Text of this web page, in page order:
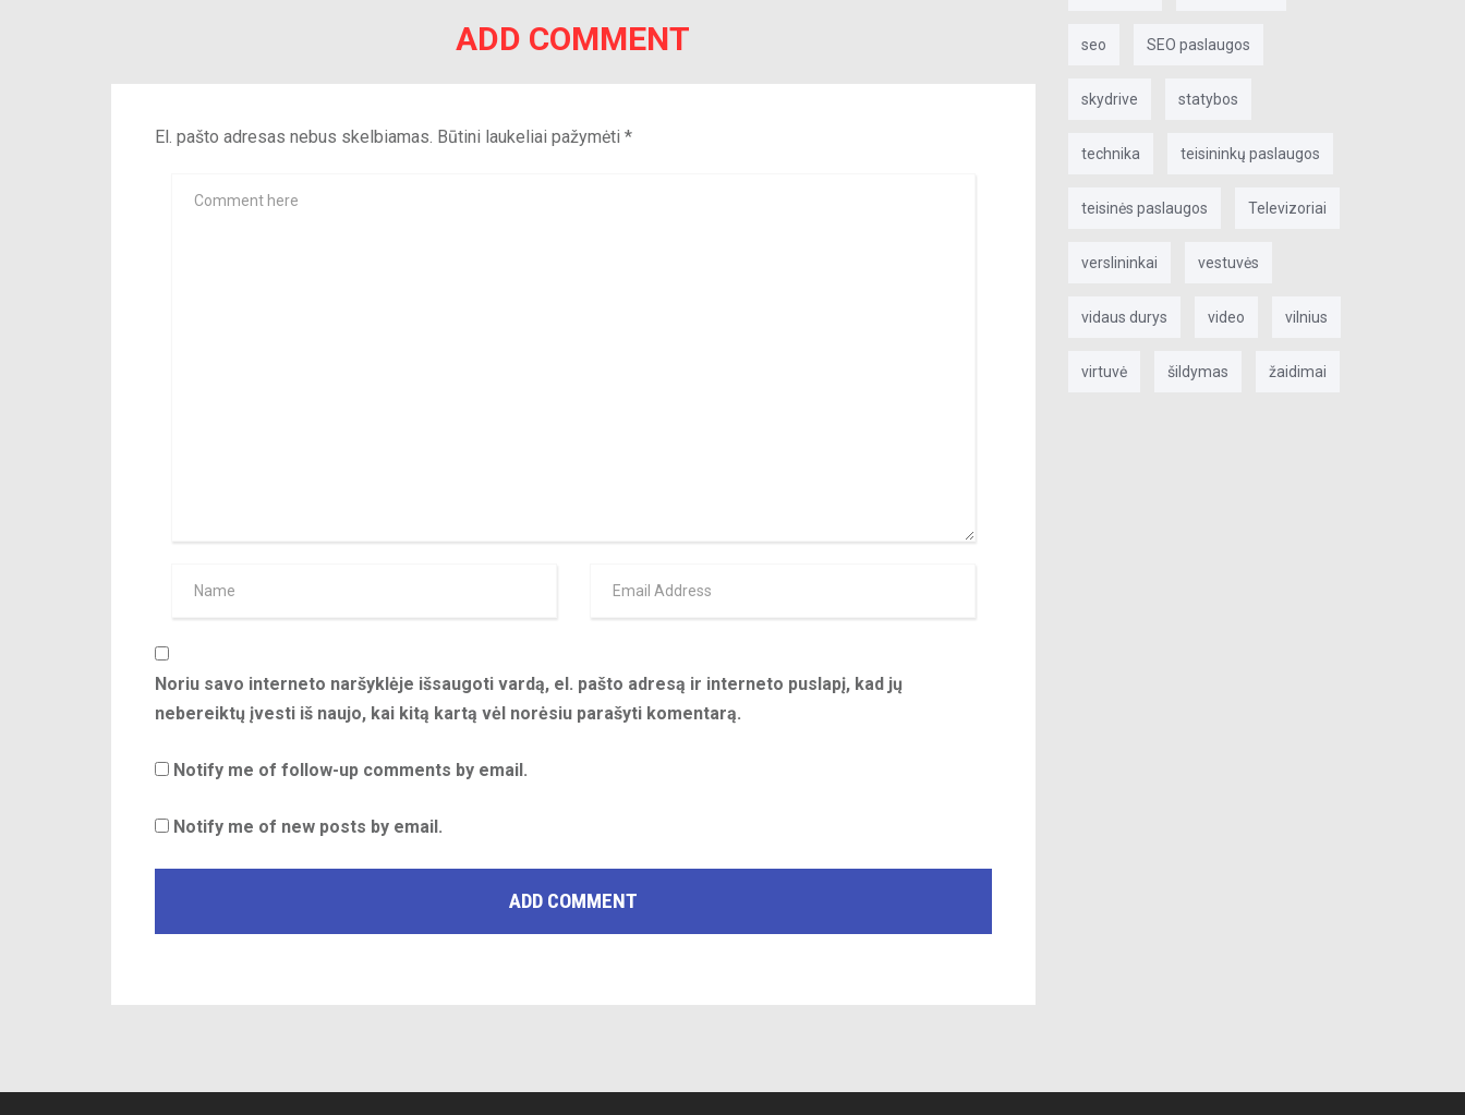
ADD COMMENT
El. pašto adresas nebus skelbiamas. Būtini laukeliai pažymėti *
Noriu savo interneto naršyklėje išsaugoti vardą, el. pašto adresą ir interneto puslapį, kad jų
nebereiktų įvesti iš naujo, kai kitą kartą vėl norėsiu parašyti komentarą.
Notify me of follow-up comments by email.
Notify me of new posts by email.
seo SEO paslaugos
skydrive statybos
technika teisininkų paslaugos
teisinės paslaugos Televizoriai
verslininkai vestuvės
vidaus durys video vilnius
virtuvė šildymas žaidimai